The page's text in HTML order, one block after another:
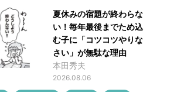
夏休みの宿題が終わらな
い！毎年最後までため込
む子に「コツコツやりな
さい」が無駄な理由
本田秀夫
2026.08.06